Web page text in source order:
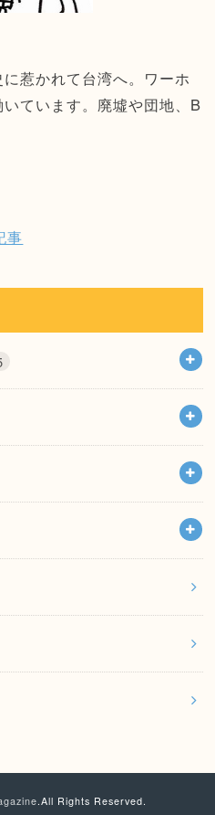
惹かれて台湾へ。ワーホ
ています。廃墟や団地、B
事
.All Rights Reserved.